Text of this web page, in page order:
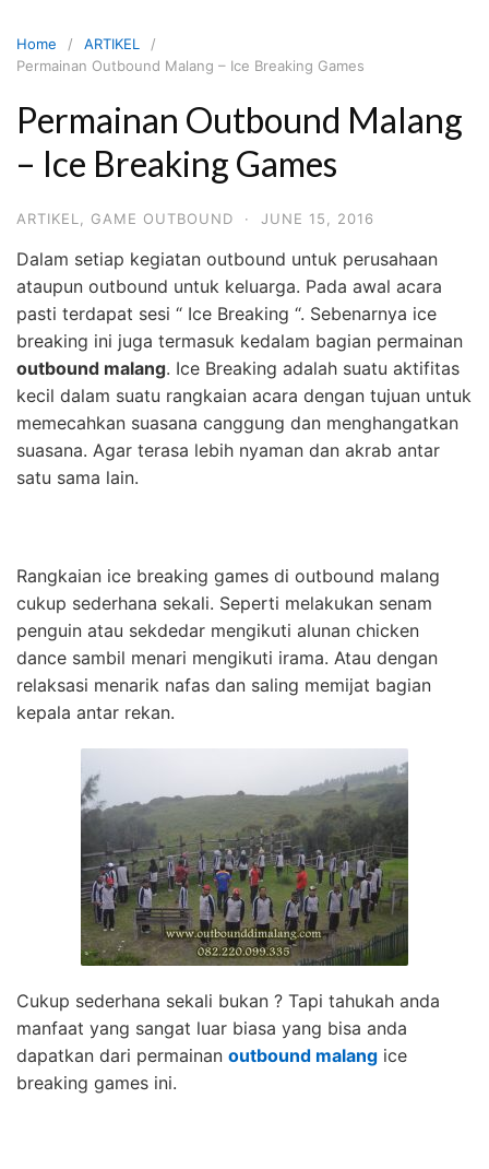
content
Home
ARTIKEL
Permainan Outbound Malang – Ice Breaking Games
Permainan Outbound Malang
– Ice Breaking Games
ARTIKEL GAME OUTBOUND · JUNE 15, 2016
Dalam setiap kegiatan outbound untuk perusahaan
ataupun outbound untuk keluarga. Pada awal acara
pasti terdapat sesi “ Ice Breaking “. Sebenarnya ice
breaking ini juga termasuk kedalam bagian permainan
outbound malang. Ice Breaking adalah suatu aktifitas
kecil dalam suatu rangkaian acara dengan tujuan untuk
memecahkan suasana canggung dan menghangatkan
suasana. Agar terasa lebih nyaman dan akrab antar
satu sama lain.
Rangkaian ice breaking games di outbound malang
cukup sederhana sekali. Seperti melakukan senam
penguin atau sekdedar mengikuti alunan chicken
dance sambil menari mengikuti irama. Atau dengan
relaksasi menarik nafas dan saling memijat bagian
kepala antar rekan.
Cukup sederhana sekali bukan ? Tapi tahukah anda
manfaat yang sangat luar biasa yang bisa anda
dapatkan dari permainan outbound malang ice
breaking games ini.